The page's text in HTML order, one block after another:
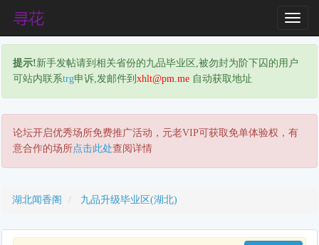
T
o
g
e
N
a
o
提示!新手发帖请到相关省份的九品毕业区,被勿封为阶下囚的用户
可站内联系trg申诉,发邮件到 xhlt@pm.me 自动获取地址
论坛开启优秀场所免费推广活动，元老VIP可获取免单体验权，有
意合作的场所点击此处查阅详情
湖北闻香阁 九品升级毕业区(湖北)